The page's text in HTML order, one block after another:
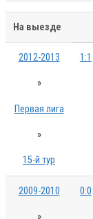
На выезде
2012-2013
»
Первая лига
»
15-й тур
1:1
2009-2010 0:0